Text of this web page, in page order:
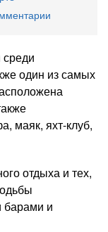
один из самых
маяк, яхт-клуб,
отдыха и тех,
барами и